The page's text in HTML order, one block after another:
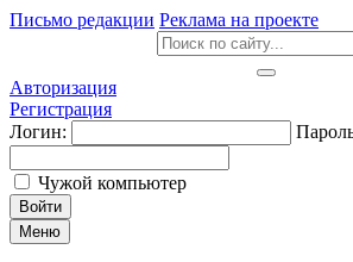
Письмо редакции Реклама на проекте
Авторизация
Регистрация
Логин:
Чужой компьютер
Войти
Меню